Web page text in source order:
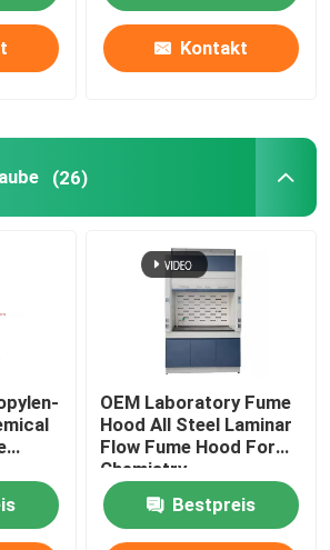
Kontakt
(26)
OEM Laboratory Fume
Hood All Steel Laminar
Flow Fume Hood For
Chemistry
Bestpreis